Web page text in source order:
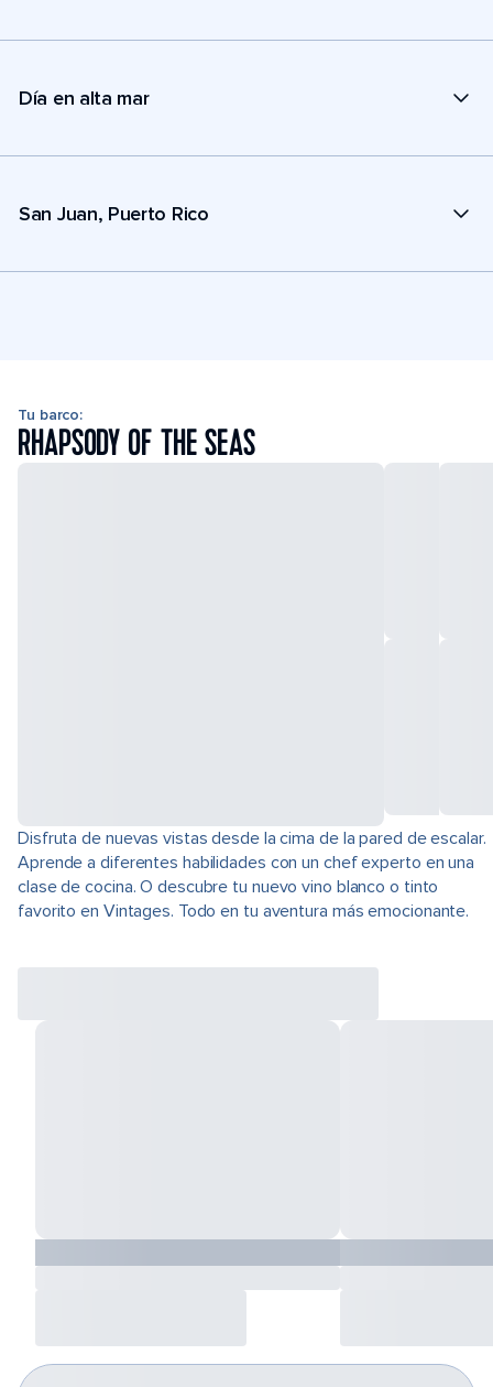
Día en alta mar
San Juan, Puerto Rico
Tu barco:
RHAPSODY OF THE SEAS
Disfruta de nuevas vistas desde la cima de la pared de escalar.
Aprende a diferentes habilidades con un chef experto en una
clase de cocina. O descubre tu nuevo vino blanco o tinto
favorito en Vintages. Todo en tu aventura más emocionante.